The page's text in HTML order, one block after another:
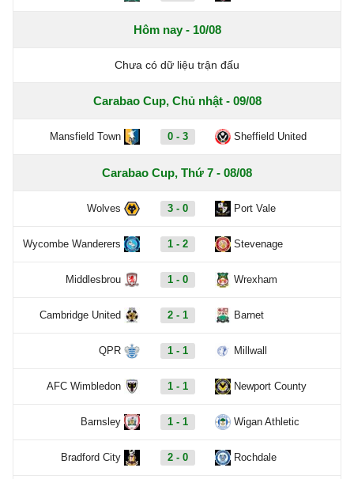
Hôm nay - 10/08
Chưa có dữ liệu trận đấu
Carabao Cup, Chủ nhật - 09/08
Mansfield Town 0 - 3 Sheffield United
Carabao Cup, Thứ 7 - 08/08
Wolves 3 - 0 Port Vale
Wycombe Wanderers 1 - 2 Stevenage
Middlesbrou 1 - 0 Wrexham
Cambridge United 2 - 1 Barnet
QPR 1 - 1 Millwall
AFC Wimbledon 1 - 1 Newport County
Barnsley 1 - 1 Wigan Athletic
Bradford City 2 - 0 Rochdale